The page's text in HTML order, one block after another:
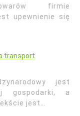
firmie
upewnienie się
transport
jest
gospodarki, a
jest…